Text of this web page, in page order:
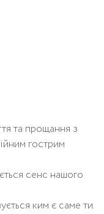
та прощання з
гострим
сенс нашого
ким є саме ти.